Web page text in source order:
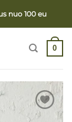
nuo 100 eu
0